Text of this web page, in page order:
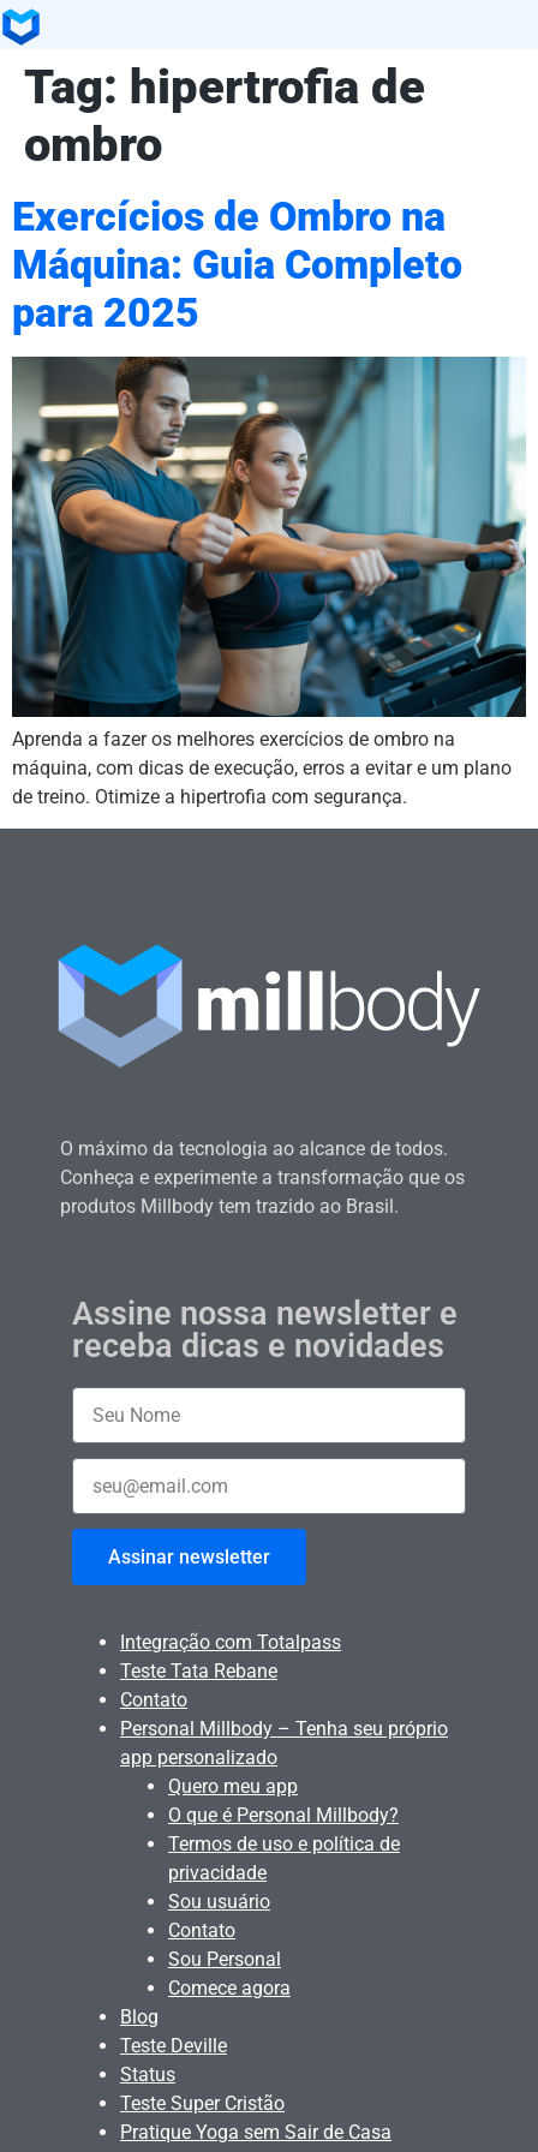
Tag: hipertrofia de
ombro
Exercícios de Ombro na
Máquina: Guia Completo
para 2025
Aprenda a fazer os melhores exercícios de ombro na
máquina, com dicas de execução, erros a evitar e um plano
de treino. Otimize a hipertrofia com segurança.
O máximo da tecnologia ao alcance de todos.
Conheça e experimente a transformação que os
produtos Millbody tem trazido ao Brasil.
Assine nossa newsletter e
receba dicas e novidades
Assinar newsletter
Integração com Totalpass
Teste Tata Rebane
Contato
Personal Millbody – Tenha seu próprio
app personalizado
Quero meu app
O que é Personal Millbody?
Termos de uso e política de
privacidade
Sou usuário
Contato
Sou Personal
Comece agora
Blog
Teste Deville
Status
Teste Super Cristão
Pratique Yoga sem Sair de Casa